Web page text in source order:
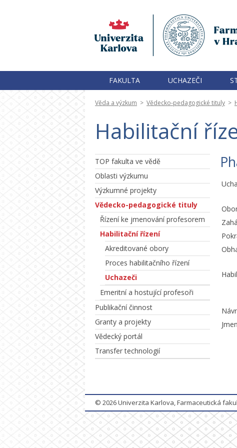
FAKULTA UCHAZEČI
Věda a výzkum > Vědecko-pedagogické tituly >
Habilitační
TOP fakulta ve vědě
Oblasti výzkumu
Výzkumné projekty
Vědecko-pedagogické tituly
Řízení ke jmenování profesorem
Habilitační řízení
Akreditované obory
Proces habilitačního řízení
Uchazeči
Emeritní a hostující profesoři
Publikační činnost
Granty a projekty
Vědecký portál
Transfer technologií
© 2026Univerzita Karlova, Farmaceutická